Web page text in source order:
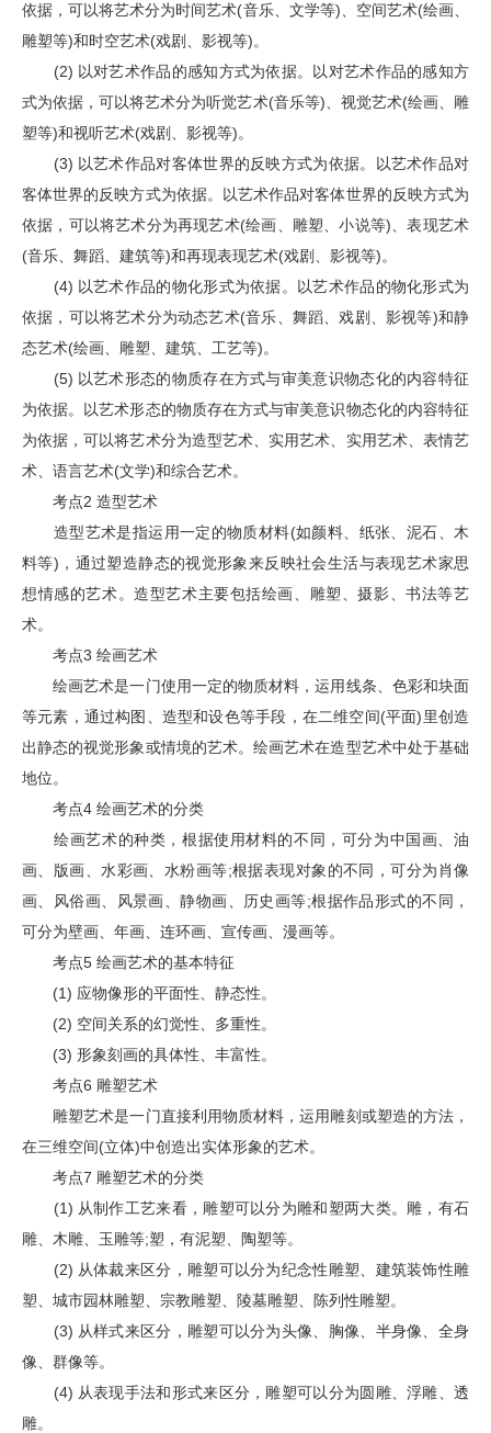
依据，可以将艺术分为时间艺术(音乐、文学等)、空间艺术(绘画、
雕塑等)和时空艺术(戏剧、影视等)。
(2) 以对艺术作品的感知方式为依据。以对艺术作品的感知方
式为依据，可以将艺术分为听觉艺术(音乐等)、视觉艺术(绘画、雕
塑等)和视听艺术(戏剧、影视等)。
(3) 以艺术作品对客体世界的反映方式为依据。以艺术作品对
客体世界的反映方式为依据。以艺术作品对客体世界的反映方式为
依据，可以将艺术分为再现艺术(绘画、雕塑、小说等)、表现艺术
(音乐、舞蹈、建筑等)和再现表现艺术(戏剧、影视等)。
(4) 以艺术作品的物化形式为依据。以艺术作品的物化形式为
依据，可以将艺术分为动态艺术(音乐、舞蹈、戏剧、影视等)和静
态艺术(绘画、雕塑、建筑、工艺等)。
(5) 以艺术形态的物质存在方式与审美意识物态化的内容特征
为依据。以艺术形态的物质存在方式与审美意识物态化的内容特征
为依据，可以将艺术分为造型艺术、实用艺术、实用艺术、表情艺
术、语言艺术(文学)和综合艺术。
考点2 造型艺术
造型艺术是指运用一定的物质材料(如颜料、纸张、泥石、木
料等)，通过塑造静态的视觉形象来反映社会生活与表现艺术家思
想情感的艺术。造型艺术主要包括绘画、雕塑、摄影、书法等艺
术。
考点3 绘画艺术
绘画艺术是一门使用一定的物质材料，运用线条、色彩和块面
等元素，通过构图、造型和设色等手段，在二维空间(平面)里创造
出静态的视觉形象或情境的艺术。绘画艺术在造型艺术中处于基础
地位。
考点4 绘画艺术的分类
绘画艺术的种类，根据使用材料的不同，可分为中国画、油
画、版画、水彩画、水粉画等;根据表现对象的不同，可分为肖像
画、风俗画、风景画、静物画、历史画等;根据作品形式的不同，
可分为壁画、年画、连环画、宣传画、漫画等。
考点5 绘画艺术的基本特征
(1) 应物像形的平面性、静态性。
(2) 空间关系的幻觉性、多重性。
(3) 形象刻画的具体性、丰富性。
考点6 雕塑艺术
雕塑艺术是一门直接利用物质材料，运用雕刻或塑造的方法，
在三维空间(立体)中创造出实体形象的艺术。
考点7 雕塑艺术的分类
(1) 从制作工艺来看，雕塑可以分为雕和塑两大类。雕，有石
雕、木雕、玉雕等;塑，有泥塑、陶塑等。
(2) 从体裁来区分，雕塑可以分为纪念性雕塑、建筑装饰性雕
塑、城市园林雕塑、宗教雕塑、陵墓雕塑、陈列性雕塑。
(3) 从样式来区分，雕塑可以分为头像、胸像、半身像、全身
像、群像等。
(4) 从表现手法和形式来区分，雕塑可以分为圆雕、浮雕、透
雕。